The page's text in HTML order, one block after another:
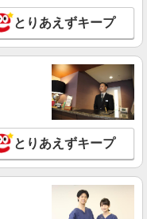
・。○。・゜+゜・。
ユー】
代支給 ★交通費別途支給
家電アドバイザー資格をお
わせて2500〜5000円/月支
ー）に昇格すると16600
を紹介頂く
2回払い・週
・。○。・゜+゜・。
詳細を見る
】
代支給 ★交通費別途支給
とりあえずキープ
とりあえずキープ